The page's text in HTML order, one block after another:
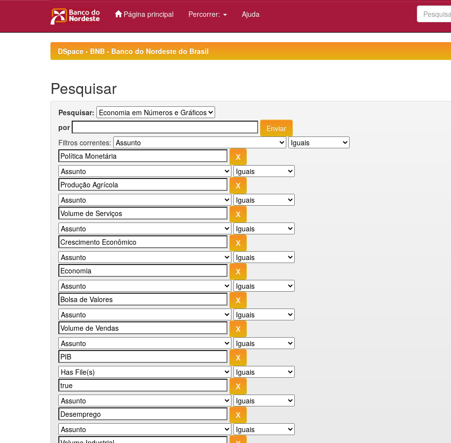
Página principal Percorrer: Ajuda
DSpace - BNB - Banco do Nordeste do Brasil
Pesquisar
Pesquisar:
por
Filtros correntes: